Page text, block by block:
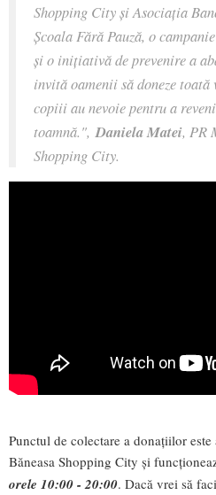
Shopping City și Asociația
Școala Fără Pauză, o
și o inițiativă de prevenire a
invită oamenii să doneze
copiii au nevoie pentru a
toamnă.", Daniela Matei, PR
Shopping City.
Punctul de colectare a donațiilor
Băneasa Shopping City și
orele 10:00 - 20:00. Dacă vrei să